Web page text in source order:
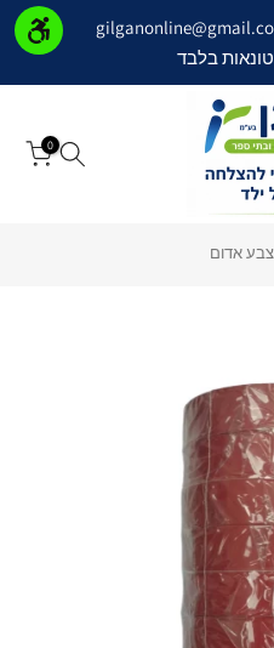
בלבד
0